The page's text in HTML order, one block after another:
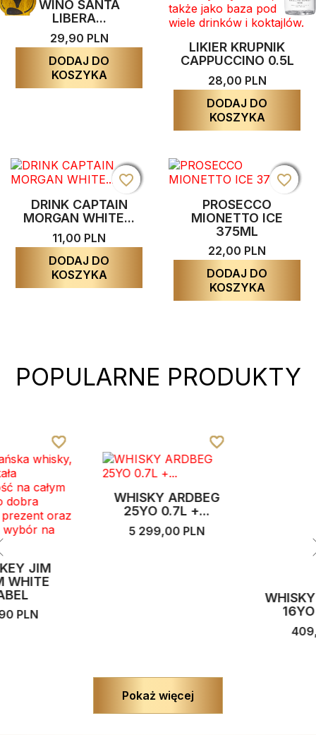
WINO SANTA
LIBERA...
29,90 PLN
DODAJ DO
KOSZYKA
LIKIER KRUPNIK
CAPPUCCINO 0.5L
28,00 PLN
DODAJ DO
KOSZYKA
DRINK CAPTAIN
MORGAN WHITE...
11,00 PLN
DODAJ DO
KOSZYKA
favorite_border
favorite_border
favorite_border
favorite_border
PROSECCO
MIONETTO ICE
375ML
22,00 PLN
DODAJ DO
KOSZYKA
favorite_border
favorite_border
favorite_border
favorite_border
POPULARNE PRODUKTY
WHISKY ARDBEG
25YO 0.7L +...
5 299,00 PLN
WHISKY ABERLOUR
Pokaż więcej